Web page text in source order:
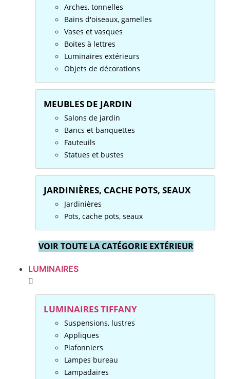
Arches, tonnelles
Bains d'oiseaux, gamelles
Vases et vasques
Boites à lettres
Luminaires extérieurs
Objets de décorations
MEUBLES DE JARDIN
Salons de jardin
Bancs et banquettes
Fauteuils
Statues et bustes
JARDINIÈRES, CACHE POTS, SEAUX
Jardinières
Pots, cache pots, seaux
VOIR TOUTE LA CATÉGORIE EXTÉRIEUR
LUMINAIRES
LUMINAIRES TIFFANY
Suspensions, lustres
Appliques
Plafonniers
Lampes bureau
Lampadaires